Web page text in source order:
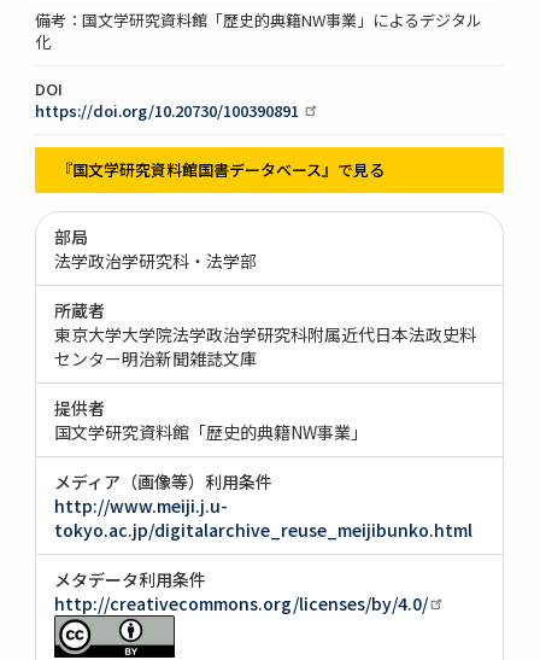
備考：国文学研究資料館「歴史的典籍NW事業」によるデジタル
化
DOI
https://doi.org/10.20730/100390891
『国文学研究資料館国書データベース』で見る
部局
法学政治学研究科・法学部
所蔵者
東京大学大学院法学政治学研究科附属近代日本法政史料
センター明治新聞雑誌文庫
提供者
国文学研究資料館「歴史的典籍NW事業」
メディア（画像等）利用条件
http://www.meiji.j.u-
tokyo.ac.jp/digitalarchive_reuse_meijibunko.html
メタデータ利用条件
http://creativecommons.org/licenses/by/4.0/